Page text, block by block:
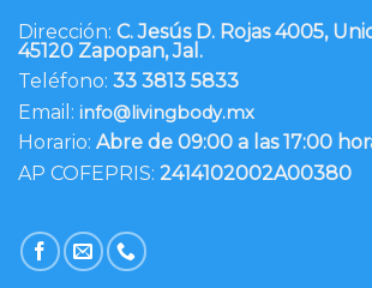
Dirección: C. Jesús D. Rojas 4005,
45120 Zapopan, Jal.
Teléfono: 33 3813 5833
Email: info@livingbody.mx
Horario: Abre de 09:00 a las 17:00
AP COFEPRIS: 2414102002A00380